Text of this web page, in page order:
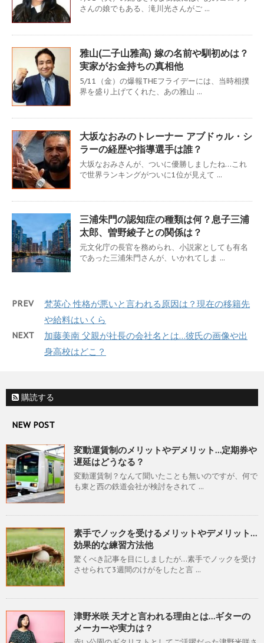
さんの娘でもある、滝川光さんがご ...
雅山(二子山雅高) 嫁の名前や馴初めは？
実家がお金持ちの真相他
5/11（金）の爆報THEフライデーには、当時相撲
界を盛り上げてくれた、あの雅山 ...
大坂なおみのトレーナー アブドゥル・シ
ラーの経歴や指導選手は誰？
大坂なおみさんが、ついに優勝しましたね…これ
で世界ランキングがついに1位が見えて ...
三浦朱門の認知症の種類は何？息子三浦
太郎、曽野綾子との関係は？
元文化庁の長官を務められ、小説家としても有名
であった三浦朱門さんが、いかれてしま ...
PREV
梵英心 性格が悪いと言われる原因は？現在の移籍先
や給料はいくら
NEXT
加藤美南 父親が社長の会社名とは…彼氏の画像や出
身高校はどこ？
購読する
NEW POST
変動運賃制のメリットやデメリット…定期券や
遅延はどうなる？
変動運賃制？なんて聞いたことも無いのですが、何で
も東と西の鉄道会社が検討をされて ...
素手でノックを受けるメリットやデメリット…
効果的な練習方法他
驚くべき記事を目にしましたが…素手でノックを受け
させられて3週間のけがをしたと言 ...
津野米咲 天才と言われる理由とは…ギターの
メーカーや実力は？